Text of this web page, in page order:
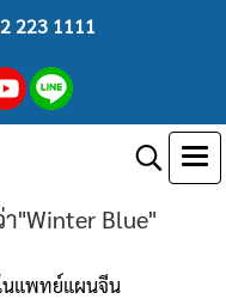
223 1111
"Winter Blue"
นแพทย์แผนจีน